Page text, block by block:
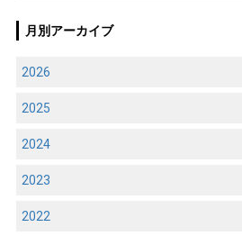
月別アーカイブ
2026
2025
2024
2023
2022